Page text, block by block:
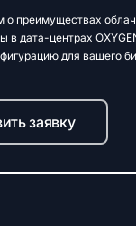
о преимуществах
в дата-центрах
для вашего
заявку